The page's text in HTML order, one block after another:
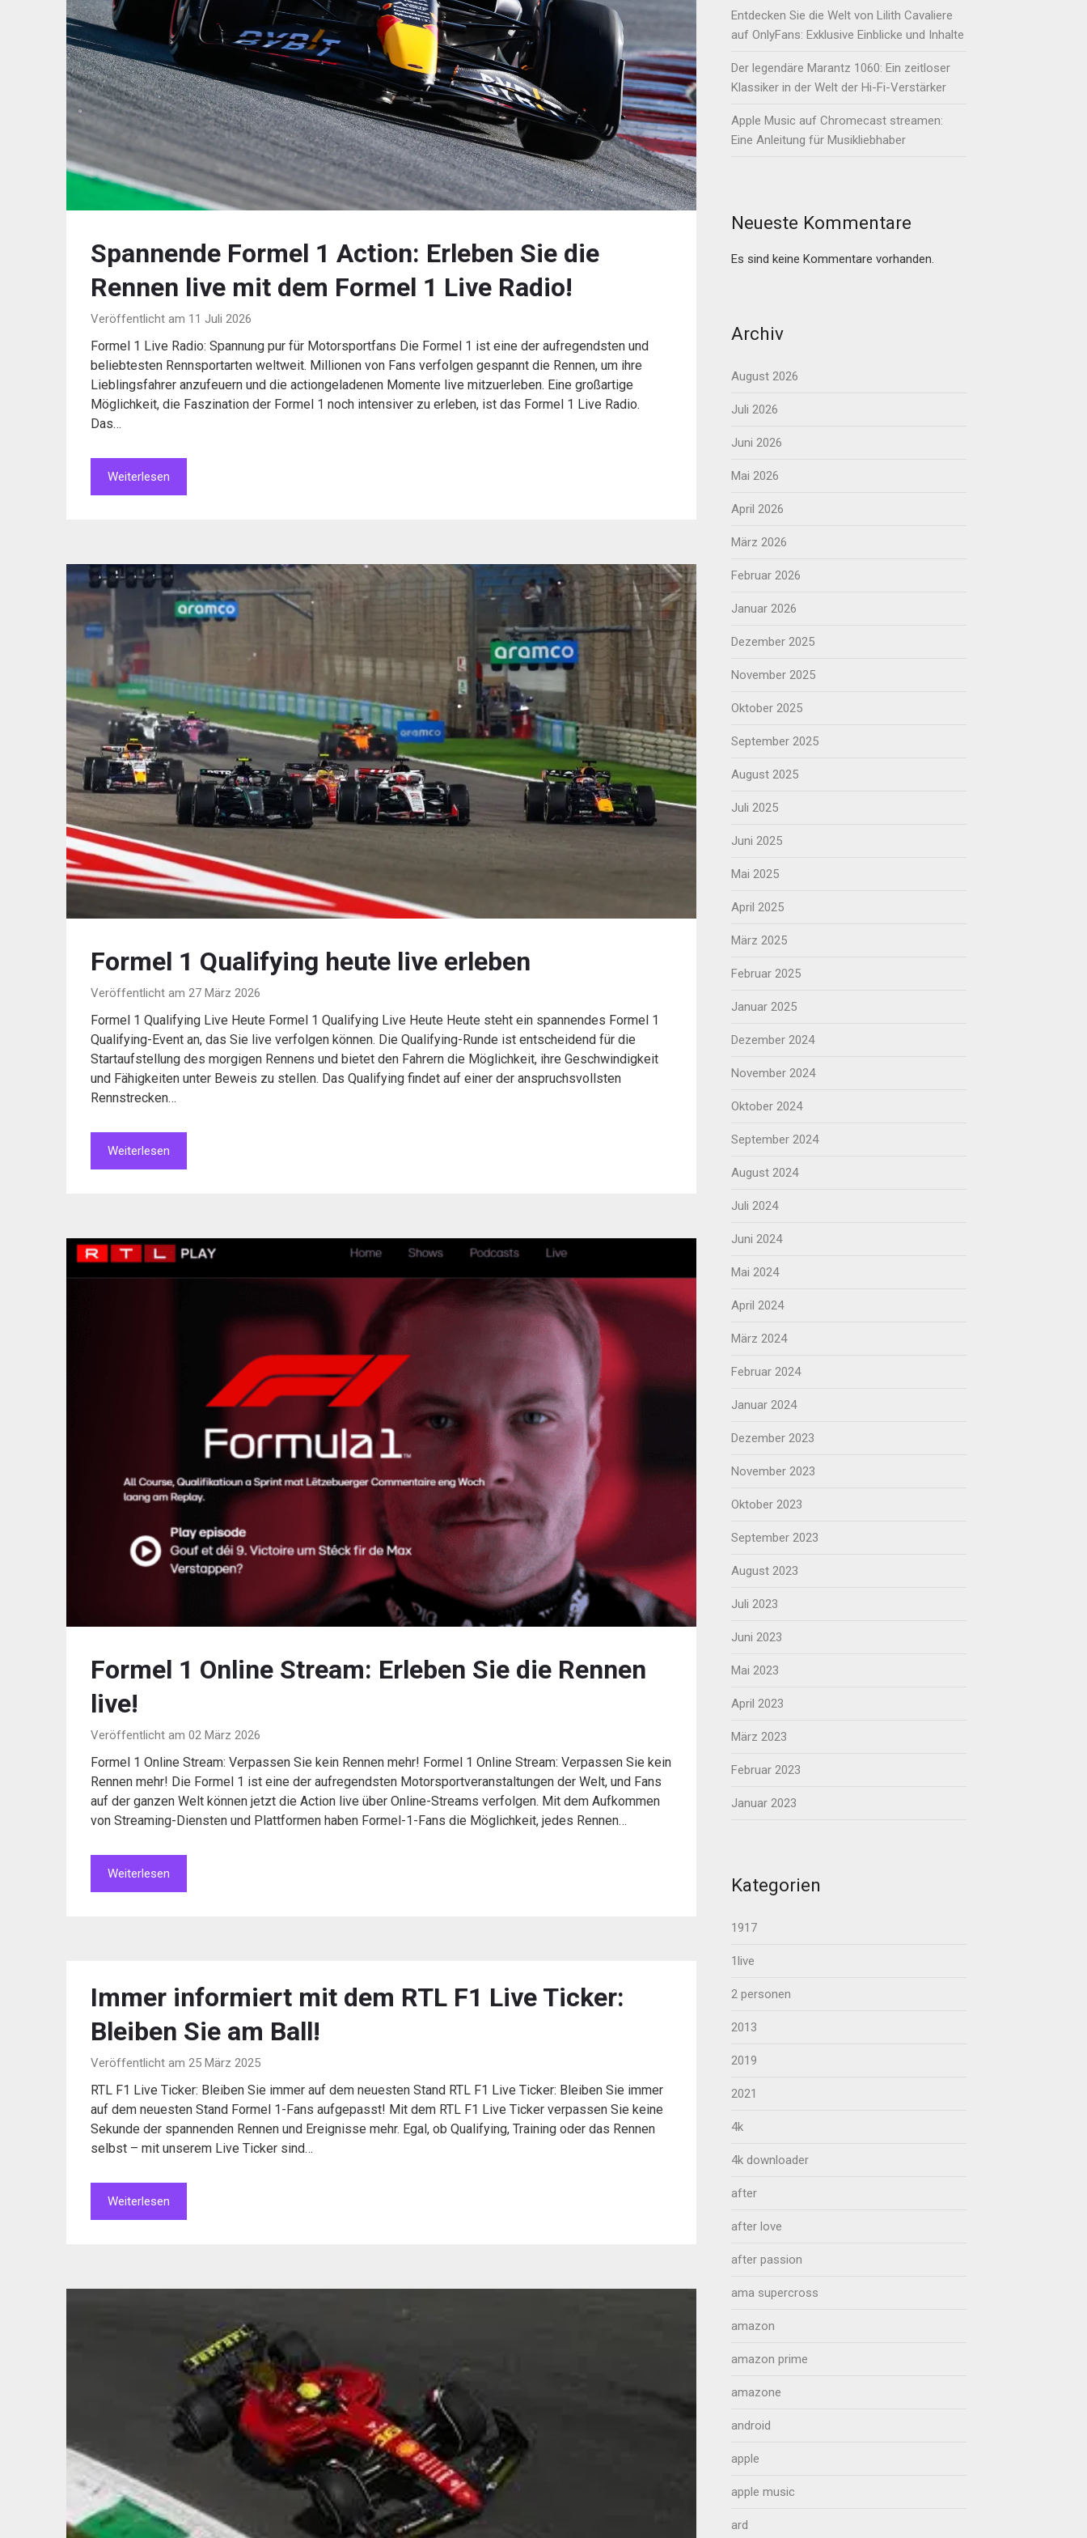
Spannende Formel 1 Action: Erleben Sie die
Rennen live mit dem Formel 1 Live Radio!
Veröffentlicht am 11 Juli 2026
Formel 1 Live Radio: Spannung pur für Motorsportfans Die Formel 1 ist eine der aufregendsten und
beliebtesten Rennsportarten weltweit. Millionen von Fans verfolgen gespannt die Rennen, um ihre
Lieblingsfahrer anzufeuern und die actiongeladenen Momente live mitzuerleben. Eine großartige
Möglichkeit, die Faszination der Formel 1 noch intensiver zu erleben, ist das Formel 1 Live Radio.
Das…
Weiterlesen
Formel 1 Qualifying heute live erleben
Veröffentlicht am 27 März 2026
Formel 1 Qualifying Live Heute Formel 1 Qualifying Live Heute Heute steht ein spannendes Formel 1
Qualifying-Event an, das Sie live verfolgen können. Die Qualifying-Runde ist entscheidend für die
Startaufstellung des morgigen Rennens und bietet den Fahrern die Möglichkeit, ihre Geschwindigkeit
und Fähigkeiten unter Beweis zu stellen. Das Qualifying findet auf einer der anspruchsvollsten
Rennstrecken…
Weiterlesen
Formel 1 Online Stream: Erleben Sie die Rennen
live!
Veröffentlicht am 02 März 2026
Formel 1 Online Stream: Verpassen Sie kein Rennen mehr! Formel 1 Online Stream: Verpassen Sie kein
Rennen mehr! Die Formel 1 ist eine der aufregendsten Motorsportveranstaltungen der Welt, und Fans
auf der ganzen Welt können jetzt die Action live über Online-Streams verfolgen. Mit dem Aufkommen
von Streaming-Diensten und Plattformen haben Formel-1-Fans die Möglichkeit, jedes Rennen…
Weiterlesen
Immer informiert mit dem RTL F1 Live Ticker:
Bleiben Sie am Ball!
Veröffentlicht am 25 März 2025
RTL F1 Live Ticker: Bleiben Sie immer auf dem neuesten Stand RTL F1 Live Ticker: Bleiben Sie immer
auf dem neuesten Stand Formel 1-Fans aufgepasst! Mit dem RTL F1 Live Ticker verpassen Sie keine
Sekunde der spannenden Rennen und Ereignisse mehr. Egal, ob Qualifying, Training oder das Rennen
selbst – mit unserem Live Ticker sind…
Weiterlesen
Entdecken Sie die Welt von Lilith Cavaliere
auf OnlyFans: Exklusive Einblicke und Inhalte
Der legendäre Marantz 1060: Ein zeitloser
Klassiker in der Welt der Hi-Fi-Verstärker
Apple Music auf Chromecast streamen:
Eine Anleitung für Musikliebhaber
Neueste Kommentare
Es sind keine Kommentare vorhanden.
Archiv
August 2026
Juli 2026
Juni 2026
Mai 2026
April 2026
März 2026
Februar 2026
Januar 2026
Dezember 2025
November 2025
Oktober 2025
September 2025
August 2025
Juli 2025
Juni 2025
Mai 2025
April 2025
März 2025
Februar 2025
Januar 2025
Dezember 2024
November 2024
Oktober 2024
September 2024
August 2024
Juli 2024
Juni 2024
Mai 2024
April 2024
März 2024
Februar 2024
Januar 2024
Dezember 2023
November 2023
Oktober 2023
September 2023
August 2023
Juli 2023
Juni 2023
Mai 2023
April 2023
März 2023
Februar 2023
Januar 2023
Kategorien
1917
1live
2 personen
2013
2019
2021
4k
4k downloader
after
after love
after passion
ama supercross
amazon
amazon prime
amazone
android
apple
apple music
ard